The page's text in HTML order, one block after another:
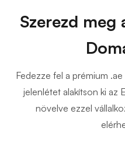
Szerezd meg
Fedezze fel a prémium
jelenlétet alakítson ki az
növelve ezzel